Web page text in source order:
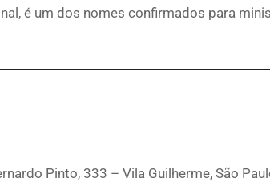
é um dos nomes confirmados para
Pinto, 333 – Vila Guilherme, São